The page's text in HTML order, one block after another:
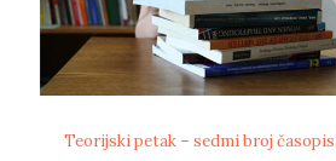
Teorijski petak – sedmi broj